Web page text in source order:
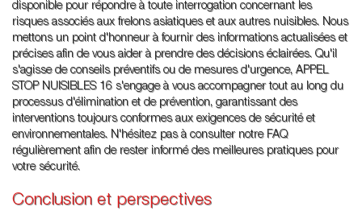
disponible pour répondre à toute interrogation concernant les
risques associés aux frelons asiatiques et aux autres nuisibles. Nous
mettons un point d'honneur à fournir des informations actualisées et
précises afin de vous aider à prendre des décisions éclairées. Qu'il
s'agisse de conseils préventifs ou de mesures d'urgence, APPEL
STOP NUISIBLES 16 s'engage à vous accompagner tout au long du
processus d'élimination et de prévention, garantissant des
interventions toujours conformes aux exigences de sécurité et
environnementales. N'hésitez pas à consulter notre FAQ
régulièrement afin de rester informé des meilleures pratiques pour
votre sécurité.
Conclusion et perspectives